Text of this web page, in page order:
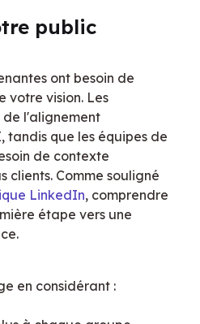
public
ont besoin de
votre vision. Les
de l'alignement
que les équipes de
de contexte
clients. Comme souligné
LinkedIn, comprendre
étape vers une
en considérant :